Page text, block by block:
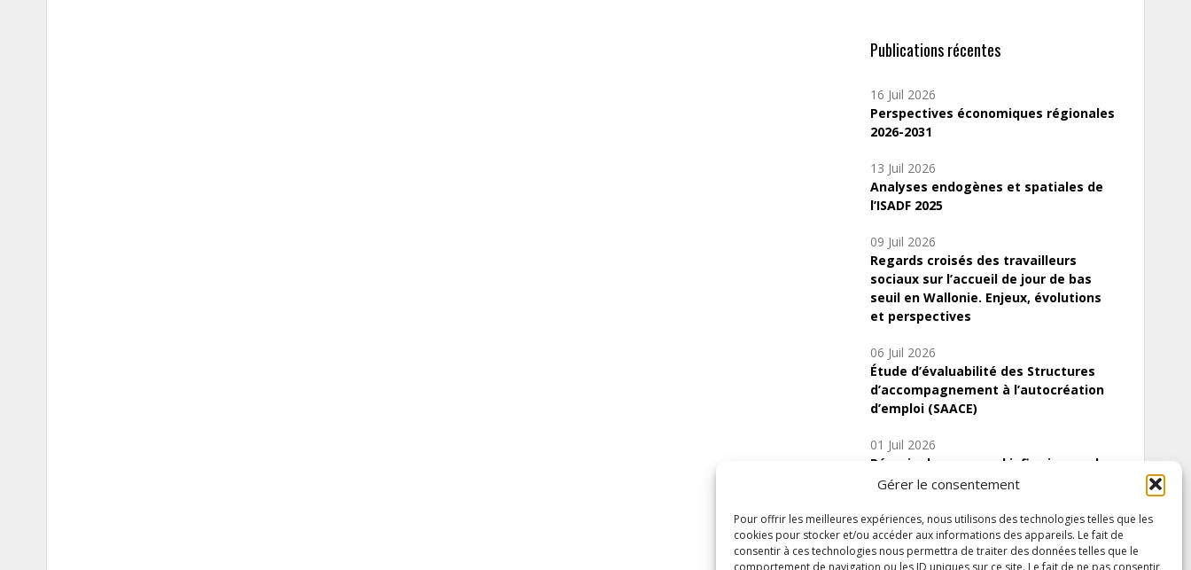
Gérer le consentement
Pour offrir les meilleures expériences, nous utilisons des technologies telles que les
cookies pour stocker et/ou accéder aux informations des appareils. Le fait de
consentir à ces technologies nous permettra de traiter des données telles que le
comportement de navigation ou les ID uniques sur ce site. Le fait de ne pas consentir
Publications récentes
16 Juil 2026
Perspectives économiques régionales
2026-2031
13 Juil 2026
Analyses endogènes et spatiales de
l’ISADF 2025
09 Juil 2026
Regards croisés des travailleurs
sociaux sur l’accueil de jour de bas
seuil en Wallonie. Enjeux, évolutions
et perspectives
06 Juil 2026
Étude d’évaluabilité des Structures
d’accompagnement à l’autocréation
d’emploi (SAACE)
01 Juil 2026
Pénurie du personnel infirmier :quels
indicateurs d’offre de soins pour